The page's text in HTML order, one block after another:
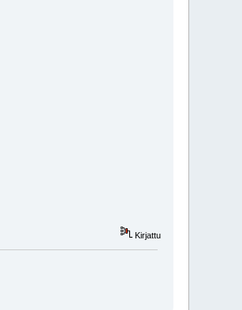
Kirjattu